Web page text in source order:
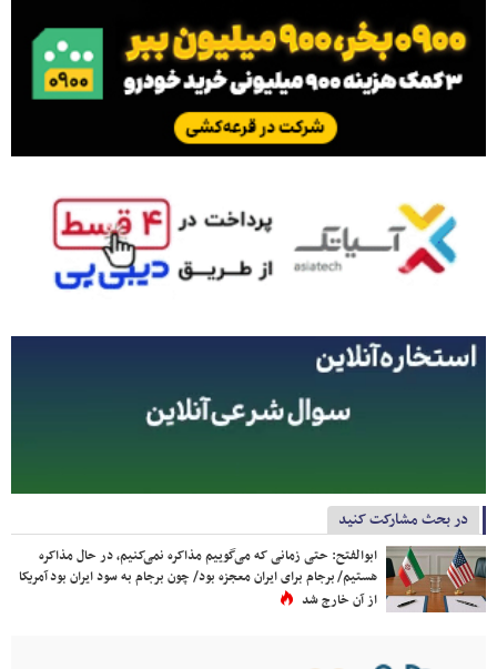
در بحث مشارکت کنید
ابوالفتح: حتی زمانی که می‌گوییم مذاکره نمی‌کنیم، در حال مذاکره
هستیم/ برجام برای ایران معجزه بود/ چون برجام به سود ایران بود آمریکا
از آن خارج شد